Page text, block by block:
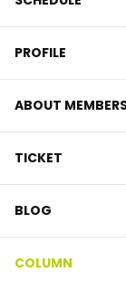
PROFILE
ABOUT
TICKET
BLOG
COLUMN